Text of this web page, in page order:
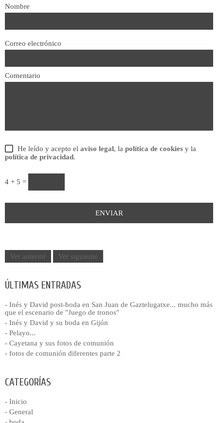
Nombre
Correo electrónico
Comentario
He leído y acepto el aviso legal, la política de cookies y la
política de privacidad.
4 + 5 =
Ver anterior Ver siguiente
ÚLTIMAS ENTRADAS
- Inés y David post-boda en San Juan de Gaztelugatxe... mucho más
que el escenario de "Juego de tronos"
- Inés y David y su boda en Gijón
- Pelayo...
- Cayetana y sus fotos de comunión
- fotos de comunión diferentes parte 2
CATEGORÍAS
- Inicio
- General